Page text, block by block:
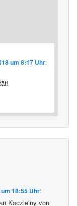
um 8:17 Uhr:
18:55 Uhr:
Koczielny von